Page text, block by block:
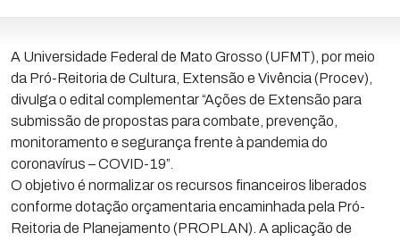
A Universidade Federal de Mato Grosso (UFMT), por meio
da Pró-Reitoria de Cultura, Extensão e Vivência (Procev),
divulga o edital complementar “Ações de Extensão para
submissão de propostas para combate, prevenção,
monitoramento e segurança frente à pandemia do
coronavírus – COVID-19”.
O objetivo é normalizar os recursos financeiros liberados
conforme dotação orçamentaria encaminhada pela Pró-
Reitoria de Planejamento (PROPLAN). A aplicação de